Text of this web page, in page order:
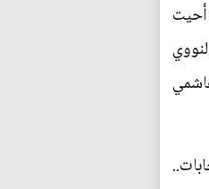
الانتخابات..